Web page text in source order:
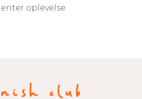
oplevelse